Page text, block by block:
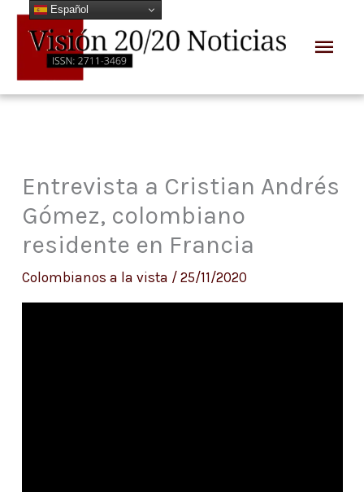
contenido
Entrevista a Cristian Andrés
Gómez, colombiano
residente en Francia
Colombianos a la vista / 25/11/2020
Español